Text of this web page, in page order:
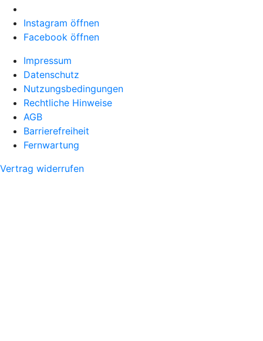
Instagram öffnen
Facebook öffnen
Impressum
Datenschutz
Nutzungsbedingungen
Rechtliche Hinweise
AGB
Barrierefreiheit
Fernwartung
Vertrag widerrufen